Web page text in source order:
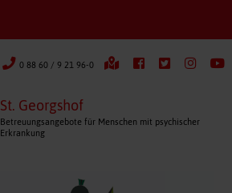
0 88 60 / 9 21 96-0
St. Georgshof
Betreuungsangebote für Menschen mit psychischer
Erkrankung